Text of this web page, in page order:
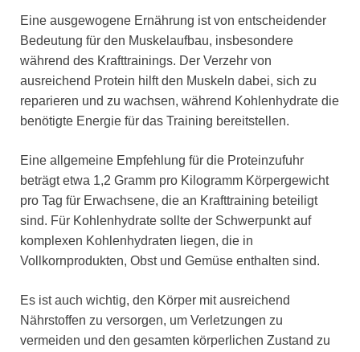
Eine ausgewogene Ernährung ist von entscheidender
Bedeutung für den Muskelaufbau, insbesondere
während des Krafttrainings. Der Verzehr von
ausreichend Protein hilft den Muskeln dabei, sich zu
reparieren und zu wachsen, während Kohlenhydrate die
benötigte Energie für das Training bereitstellen.
Eine allgemeine Empfehlung für die Proteinzufuhr
beträgt etwa 1,2 Gramm pro Kilogramm Körpergewicht
pro Tag für Erwachsene, die an Krafttraining beteiligt
sind. Für Kohlenhydrate sollte der Schwerpunkt auf
komplexen Kohlenhydraten liegen, die in
Vollkornprodukten, Obst und Gemüse enthalten sind.
Es ist auch wichtig, den Körper mit ausreichend
Nährstoffen zu versorgen, um Verletzungen zu
vermeiden und den gesamten körperlichen Zustand zu